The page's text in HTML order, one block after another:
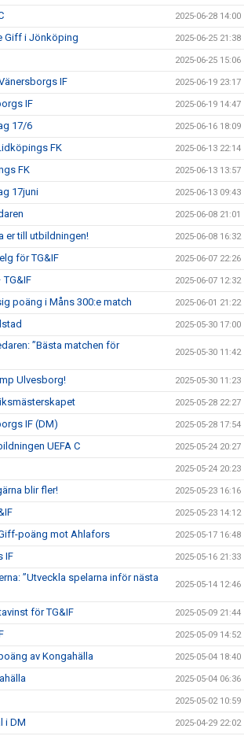
2025-06-28 14:00
Giff i Jönköping 2025-06-25 21:38
2025-06-25 15:06
IF 2025-06-19 23:17
IF 2025-06-19 14:47
17/6 2025-06-16 18:09
FK 2025-06-13 22:14
FK 2025-06-13 13:57
17juni 2025-06-13 09:43
2025-06-08 21:01
er till utbildningen! 2025-06-08 16:32
för TG&IF 2025-06-07 22:26
2025-06-07 12:32
poäng i Måns 300:e match 2025-06-01 21:22
2025-05-30 17:00
”Bästa matchen för
2025-05-30 11:42
Ulvesborg! 2025-05-30 11:23
2025-05-28 22:27
IF (DM) 2025-05-28 17:54
UEFA C 2025-05-24 20:27
2025-05-24 20:23
blir fler! 2025-05-23 16:16
2025-05-23 14:12
poäng mot Ahlafors 2025-05-17 16:48
IF 2025-05-16 21:33
”Utveckla spelarna inför nästa
2025-05-14 12:46
för TG&IF 2025-05-09 21:44
2025-05-09 14:52
av Kongahälla 2025-05-04 18:40
2025-05-04 06:36
2025-05-02 10:59
i DM 2025-04-29 22:02